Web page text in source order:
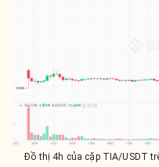
Đồ thị 4h của cặp TIA/USDT